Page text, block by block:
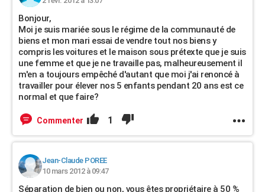
Bonjour,
Moi je suis mariée sous le régime de la communauté de
biens et mon mari essai de vendre tout nos biens y
compris les voitures et le maison sous prétexte que je suis
une femme et que je ne travaille pas, malheureusement il
m'en a toujours empêché d'autant que moi j'ai renoncé à
travailler pour élever nos 5 enfants pendant 20 ans est ce
normal et que faire?
Commenter 1
Jean-Claude POREE
10 mars 2012 à 09:47
Séparation de bien ou non, vous êtes propriétaire à 50 %